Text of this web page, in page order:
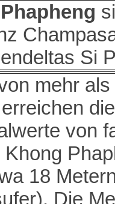
Si
mehr
von
18
Die